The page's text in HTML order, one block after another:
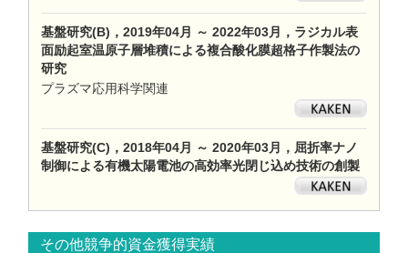
基盤研究(B)，2019年04月 ～ 2022年03月，ラジカル表
面励起室温原子層堆積による複合酸化膜超格子作製法の
研究
プラズマ応用科学関連
基盤研究(C)，2018年04月 ～ 2020年03月，屈折率ナノ
制御による有機太陽電池の高効率光閉じ込め技術の創製
その他競争的資金獲得実績